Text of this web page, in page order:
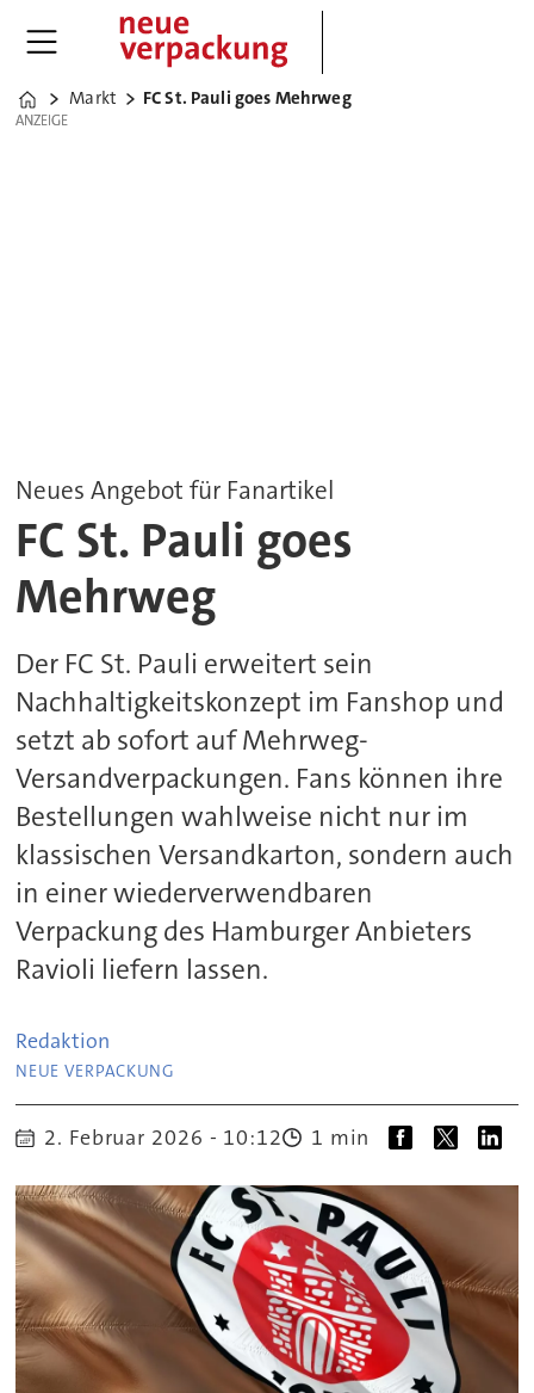
Home
Markt FC St. Pauli goes Mehrweg
ANZEIGE
ANZEIGE
Neues Angebot für Fanartikel
FC St. Pauli goes
Mehrweg
Der FC St. Pauli erweitert sein
Nachhaltigkeitskonzept im Fanshop und
setzt ab sofort auf Mehrweg-
Versandverpackungen. Fans können ihre
Bestellungen wahlweise nicht nur im
klassischen Versandkarton, sondern auch
in einer wiederverwendbaren
Verpackung des Hamburger Anbieters
Ravioli liefern lassen.
Redaktion
NEUE VERPACKUNG
2. Februar 2026 - 10:12 1 min